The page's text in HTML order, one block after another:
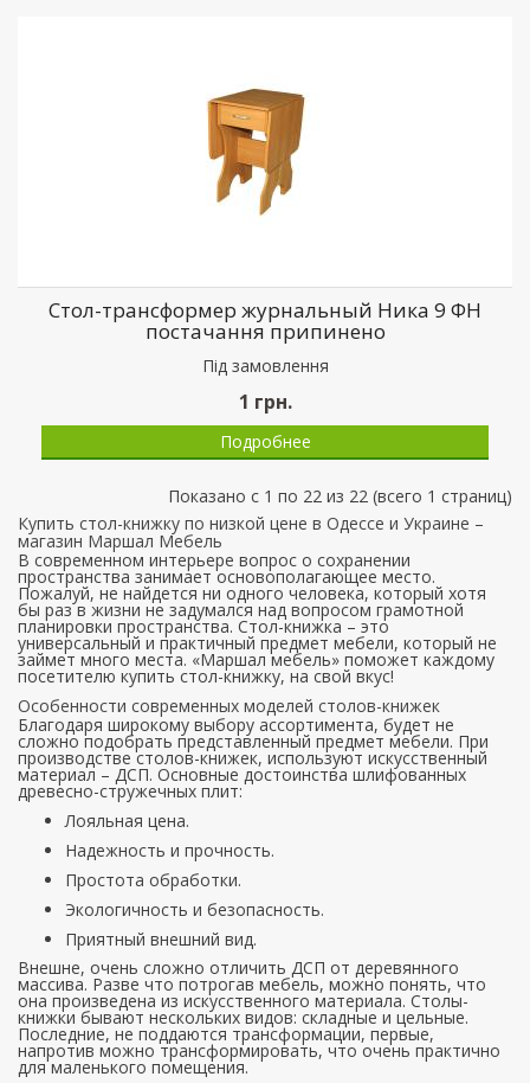
Стол-трансформер журнальный Ника 9 ФН
постачання припинено
Пiд замовлення
1 грн.
Подробнее
Показано с 1 по 22 из 22 (всего 1 страниц)
Купить стол-книжку по низкой цене в Одессе и Украине –
магазин Маршал Мебель
В современном интерьере вопрос о сохранении
пространства занимает основополагающее место.
Пожалуй, не найдется ни одного человека, который хотя
бы раз в жизни не задумался над вопросом грамотной
планировки пространства. Стол-книжка – это
универсальный и практичный предмет мебели, который не
займет много места. «Маршал мебель» поможет каждому
посетителю купить стол-книжку, на свой вкус!
Особенности современных моделей столов-книжек
Благодаря широкому выбору ассортимента, будет не
сложно подобрать представленный предмет мебели. При
производстве столов-книжек, используют искусственный
материал – ДСП. Основные достоинства шлифованных
древесно-стружечных плит:
Лояльная цена.
Надежность и прочность.
Простота обработки.
Экологичность и безопасность.
Приятный внешний вид.
Внешне, очень сложно отличить ДСП от деревянного
массива. Разве что потрогав мебель, можно понять, что
она произведена из искусственного материала. Столы-
книжки бывают нескольких видов: складные и цельные.
Последние, не поддаются трансформации, первые,
напротив можно трансформировать, что очень практично
для маленького помещения.